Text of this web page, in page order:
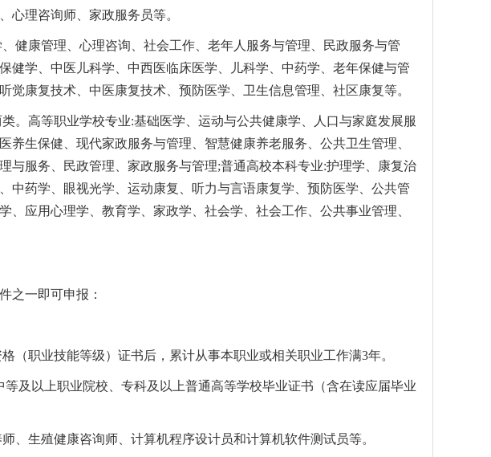
心理咨询师、家政服务员等。
健康管理、心理咨询、社会工作、老年人服务与管理、民政服务与管
健学、中医儿科学、中西医临床医学、儿科学、中药学、老年保健与管
康复技术、中医康复技术、预防医学、卫生信息管理、社区康复等。
。高等职业学校专业:基础医学、运动与公共健康学、人口与家庭发展服
生保健、现代家政服务与管理、智慧健康养老服务、公共卫生管理、
与服务、民政管理、家政服务与管理;普通高校本科专业:护理学、康复治
中药学、眼视光学、运动康复、听力与言语康复学、预防医学、公共管
应用心理学、教育学、家政学、社会学、社会工作、公共事业管理、
之一即可申报：
（职业技能等级）证书后，累计从事本职业或相关职业工作满3年。
及以上职业院校、专科及以上普通高等学校毕业证书（含在读应届毕业
、生殖健康咨询师、计算机程序设计员和计算机软件测试员等。